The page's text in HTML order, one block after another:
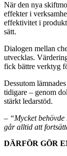
När den nya
effekter i
effektivitet i
sätt.
Dialogen mellan
utvecklas.
fick bättre verktyg
Dessutom
tidigare – genom
stärkt ledarstöd.
– “Mycket
går alltid att
DÄRFÖR GÖR